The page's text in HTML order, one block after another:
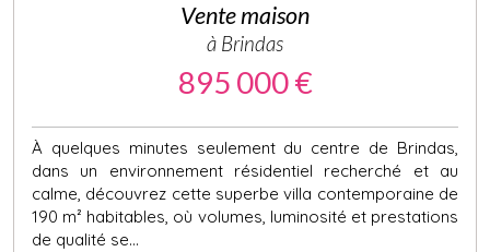
Vente maison
à Brindas
895 000 €
À quelques minutes seulement du centre de Brindas,
dans un environnement résidentiel recherché et au
calme, découvrez cette superbe villa contemporaine de
190 m² habitables, où volumes, luminosité et prestations
de qualité se...